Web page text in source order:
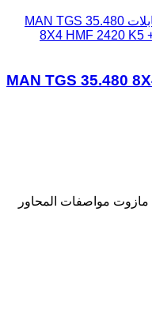
نظام الكابلات MAN TGS 35.480
8X4 HMF 2420 K5
MAN TGS 35.480
مازوت مواصفات المحاور